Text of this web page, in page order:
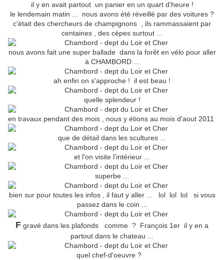
il y en avait partout un panier en un quart d'heure !
le lendemain matin ... nous avons été réveillé par des voitures ?
c'était des chercheurs de champignons , ils rammassaient par
centaines , des cèpes surtout ...
nous avons fait une super ballade dans la forêt en vélo pour aller
à CHAMBORD ...
ah enfin on s'approche ! il est beau !
quelle splendeur !
en travaux pendant des mois , nous y étions au mois d'aout 2011
que de détail dans les scultures ...
et l'on visite l'intérieur ...
superbe ...
bien sur pour toutes les infos , il faut y aller ... lol lol lol si vous
passez dans le coin ...
F gravé dans les plafonds comme ? François 1er il y en a
partout dans le chateau ...
quel chef-d'oeuvre ?